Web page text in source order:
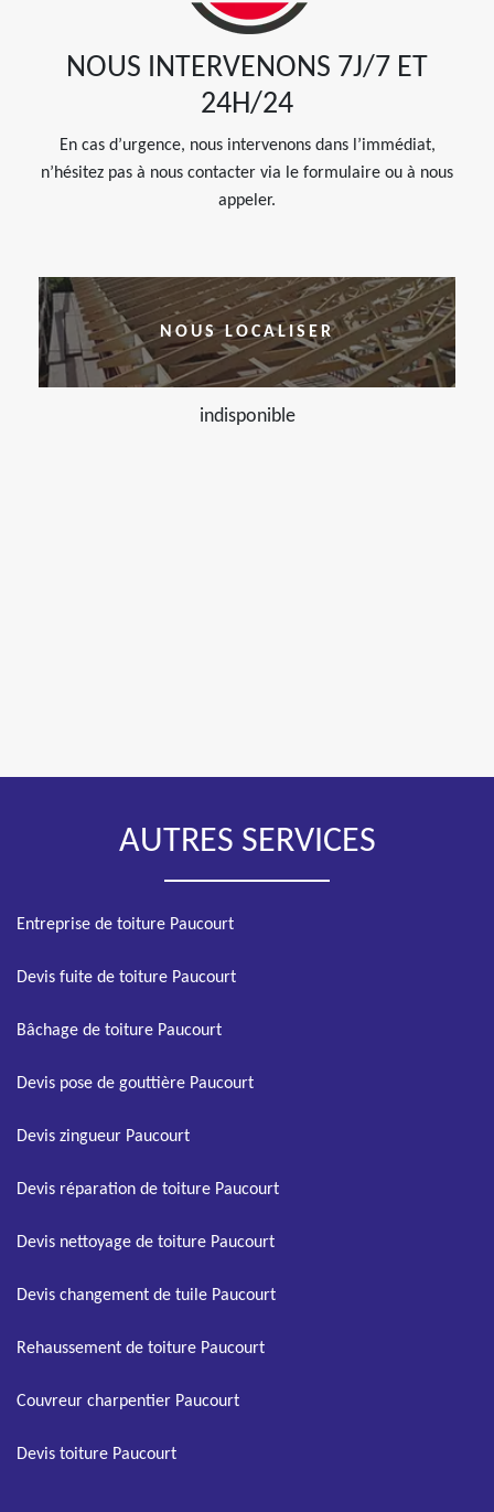
NOUS INTERVENONS 7J/7 ET
24H/24
En cas d’urgence, nous intervenons dans l’immédiat,
n’hésitez pas à nous contacter via le formulaire ou à nous
appeler.
NOUS LOCALISER
indisponible
AUTRES SERVICES
Entreprise de toiture Paucourt
Devis fuite de toiture Paucourt
Bâchage de toiture Paucourt
Devis pose de gouttière Paucourt
Devis zingueur Paucourt
Devis réparation de toiture Paucourt
Devis nettoyage de toiture Paucourt
Devis changement de tuile Paucourt
Rehaussement de toiture Paucourt
Couvreur charpentier Paucourt
Devis toiture Paucourt